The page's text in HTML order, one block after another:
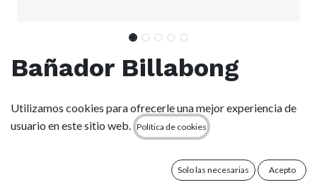
Bañador Billabong
Sundays Pro 18.5" -
Aged Indigo (AIN)
Utilizamos cookies para ofrecerle una mejor experiencia de
usuario en este sitio web.
Política de cookies
Solo las necesarias Acepto